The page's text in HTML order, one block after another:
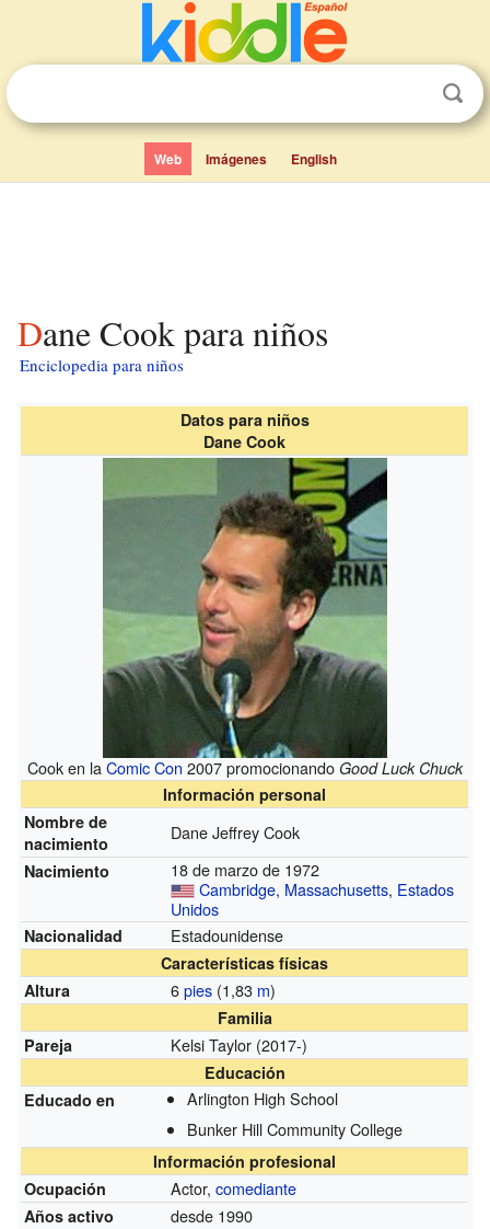
Web Imágenes English
Dane Cook para niños
Enciclopedia para niños
Datos para niños
Dane Cook
Cook en laComic Con 2007 promocionando Good Luck Chuck
Información personal
Nombre de
nacimiento
Dane Jeffrey Cook
Nacimiento
18 de marzo de 1972
Cambridge, Massachusetts, Estados
Unidos
Nacionalidad Estadounidense
Características físicas
Altura
6pies (1,83 m)
Familia
Pareja
Kelsi Taylor (2017-)
Educación
Educado en
Arlington High School
Bunker Hill Community College
Información profesional
Ocupación
Actor,comediante
Años activo desde 1990